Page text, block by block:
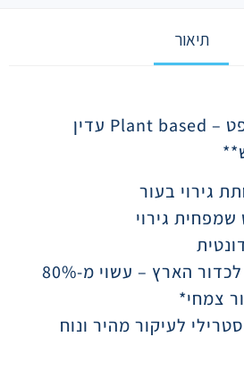
תיאור
Plant based – עדין
**
גירוי בעור
שמפחית גירוי
ידידותי יותר לכדור הארץ – עשוי מ-80%
צמחי*
לעיקור מהיר ונוח